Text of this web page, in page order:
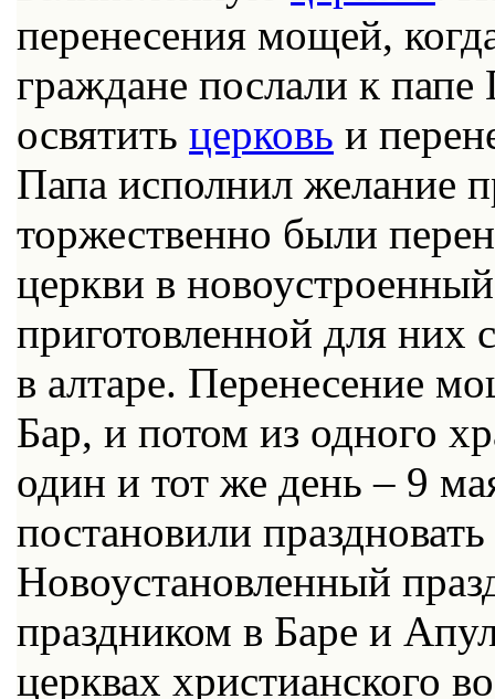
перенесения мощей,
граждане послали к папе
освятить церковь и
Папа исполнил желание
торжественно были
церкви в
приготовленной для них
в алтаре. Перенесение
Бар, и потом из одного
один и тот же день – 9
постановили
Новоустановленный
праздником в Баре и
церквах христианского